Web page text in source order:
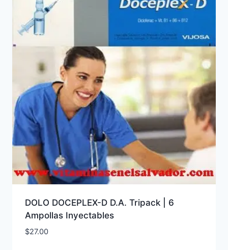
DOLO DOCEPLEX-D D.A. Tripack | 6
Ampollas Inyectables
$27.00